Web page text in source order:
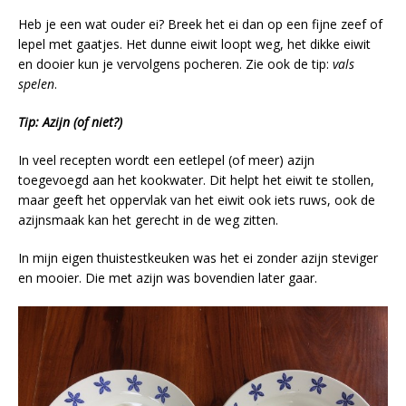
Heb je een wat ouder ei? Breek het ei dan op een fijne zeef of
lepel met gaatjes. Het dunne eiwit loopt weg, het dikke eiwit
en dooier kun je vervolgens pocheren. Zie ook de tip: vals
spelen.
Tip: Azijn (of niet?)
In veel recepten wordt een eetlepel (of meer) azijn
toegevoegd aan het kookwater. Dit helpt het eiwit te stollen,
maar geeft het oppervlak van het eiwit ook iets ruws, ook de
azijnsmaak kan het gerecht in de weg zitten.
In mijn eigen thuistestkeuken was het ei zonder azijn steviger
en mooier. Die met azijn was bovendien later gaar.